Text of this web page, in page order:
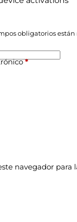
obligatorios están
*
navegador para